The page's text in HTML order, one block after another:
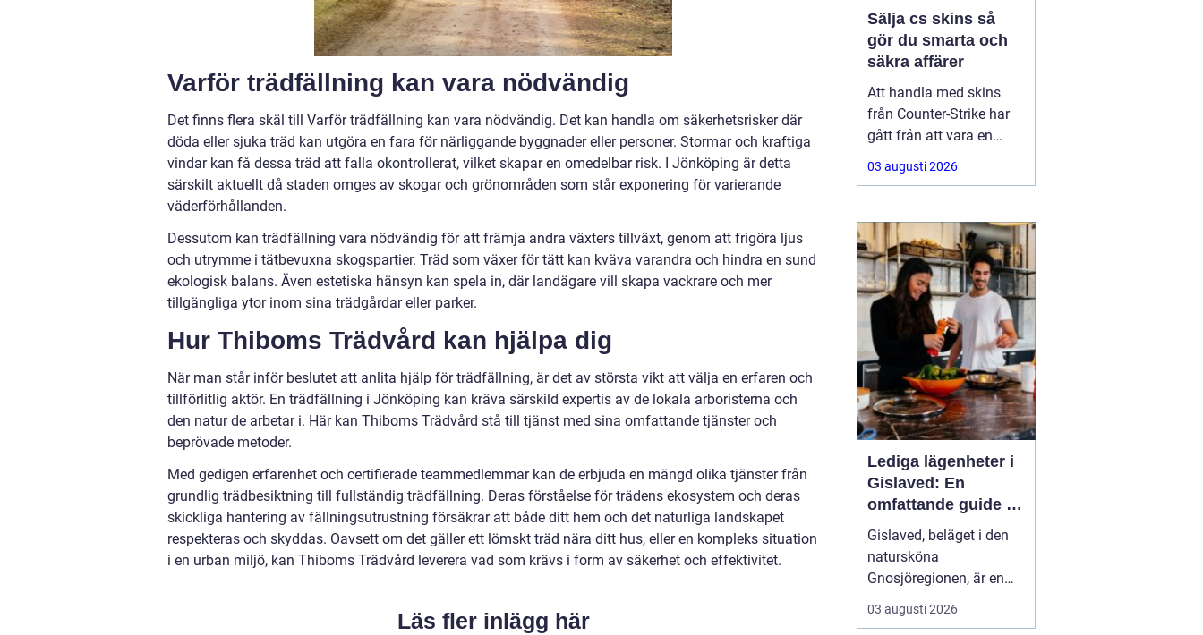
Varför trädfällning kan vara nödvändig
Det finns flera skäl till Varför trädfällning kan vara nödvändig. Det kan handla om säkerhetsrisker där
döda eller sjuka träd kan utgöra en fara för närliggande byggnader eller personer. Stormar och kraftiga
vindar kan få dessa träd att falla okontrollerat, vilket skapar en omedelbar risk. I Jönköping är detta
särskilt aktuellt då staden omges av skogar och grönområden som står exponering för varierande
väderförhållanden.
Dessutom kan trädfällning vara nödvändig för att främja andra växters tillväxt, genom att frigöra ljus
och utrymme i tätbevuxna skogspartier. Träd som växer för tätt kan kväva varandra och hindra en sund
ekologisk balans. Även estetiska hänsyn kan spela in, där landägare vill skapa vackrare och mer
tillgängliga ytor inom sina trädgårdar eller parker.
Hur Thiboms Trädvård kan hjälpa dig
När man står inför beslutet att anlita hjälp för trädfällning, är det av största vikt att välja en erfaren och
tillförlitlig aktör. En trädfällning i Jönköping kan kräva särskild expertis av de lokala arboristerna och
den natur de arbetar i. Här kan Thiboms Trädvård stå till tjänst med sina omfattande tjänster och
beprövade metoder.
Med gedigen erfarenhet och certifierade teammedlemmar kan de erbjuda en mängd olika tjänster från
grundlig trädbesiktning till fullständig trädfällning. Deras förståelse för trädens ekosystem och deras
skickliga hantering av fällningsutrustning försäkrar att både ditt hem och det naturliga landskapet
respekteras och skyddas. Oavsett om det gäller ett lömskt träd nära ditt hus, eller en kompleks situation
i en urban miljö, kan Thiboms Trädvård leverera vad som krävs i form av säkerhet och effektivitet.
Läs fler inlägg här
Sälja cs skins så
gör du smarta och
säkra affärer
Att handla med skins
från Counter-Strike har
gått från att vara en
hobby till att bli en riktig
andrahandsmarknad.
sällsynta vapen-skins
kan vara värda tusentals
kronor, men många är
osäkra på hur de ska gå
till väga när de
03 augusti 2026
Lediga lägenheter i
Gislaved: En
omfattande guide till
rätt val
Gislaved, beläget i den
natursköna
Gnosjöregionen, är en
charmig kommun i
Jönköpings län känt för
03 augusti 2026